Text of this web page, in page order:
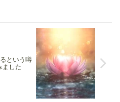
という噂
ました